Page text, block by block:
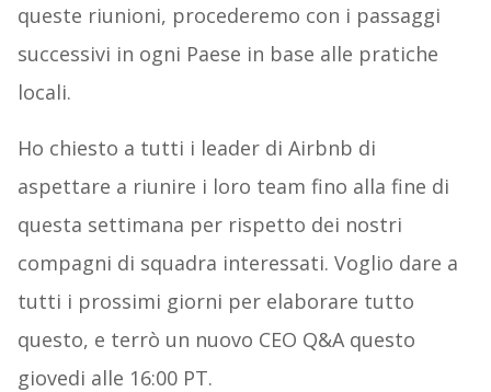
queste riunioni, procederemo con i passaggi
successivi in ogni Paese in base alle pratiche
locali.
Ho chiesto a tutti i leader di Airbnb di
aspettare a riunire i loro team fino alla fine di
questa settimana per rispetto dei nostri
compagni di squadra interessati. Voglio dare a
tutti i prossimi giorni per elaborare tutto
questo, e terrò un nuovo CEO Q&A questo
giovedi alle 16:00 PT.